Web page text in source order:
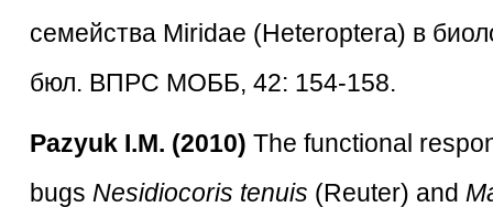
семейства Miridae (Heteroptera) в
бюл. ВПРС МОББ, 42: 154-158.
Pazyuk I.M. (2010) The functional
bugs Nesidiocoris tenuis (Reuter) and